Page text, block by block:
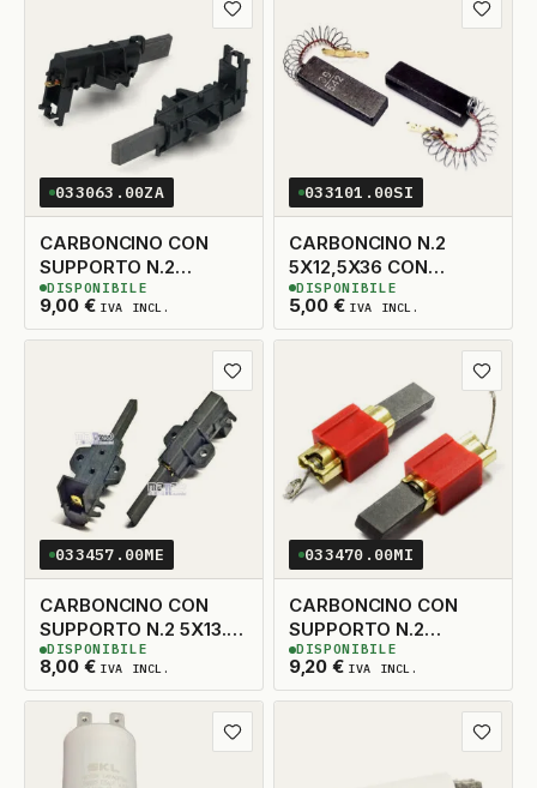
Aggiungi ai preferiti
033063.00ZA
CARBONCINO CON
SUPPORTO N.2
5X13,5X38 SX
9,00 € IVA INCL.
3DISPONIBILI
DISPONIBILE
033101.00SI
CARBONCINO N.2
5X12,5X36 CON
MOLLA
5,00 € IVA INCL.
7DISPONIBILI
DISPONIBILE
Aggiungi ai preferiti
033457.00ME
CARBONCINO CON
SUPPORTO N.2 5X13.5
TAGLIO A DESTRA
8,00 € IVA INCL.
5DISPONIBILI
DISPONIBILE
033470.00MI
CARBONCINO CON
SUPPORTO N.2
5X15X30
9,20 € IVA INCL.
3DISPONIBILI
DISPONIBILE
Aggiungi ai preferiti